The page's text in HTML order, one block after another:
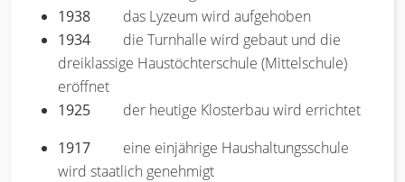
1938 das Lyzeum wird aufgehoben
1934 die Turnhalle wird gebaut und die
dreiklassige Haustöchterschule (Mittelschule)
eröffnet
1925 der heutige Klosterbau wird errichtet
1917 eine einjährige Haushaltungsschule
wird staatlich genehmigt